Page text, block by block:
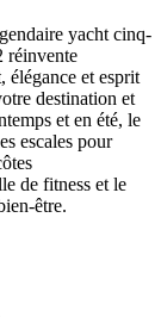
yacht cinq-
réinvente
élégance et esprit
destination et
et en été, le
escales pour
de fitness et le
être.